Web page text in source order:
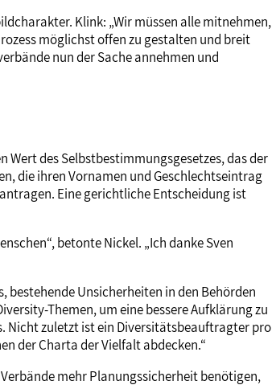
Klink: „Wir müssen alle mitnehmen,
möglichst offen zu gestalten und breit
nun der Sache annehmen und
des Selbstbestimmungsgesetzes, das der
die ihren Vornamen und Geschlechtseintrag
Eine gerichtliche Entscheidung ist
betonte Nickel. „Ich danke Sven
bestehende Unsicherheiten in den Behörden
Themen, um eine bessere Aufklärung zu
Nicht zuletzt ist ein Diversitätsbeauftragter pro
der Charta der Vielfalt abdecken.“
mehr Planungssicherheit benötigen,